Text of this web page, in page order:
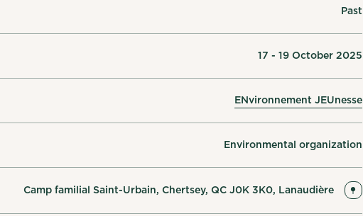
Past
17 - 19 October 2025
ENvironnement JEUnesse
Environmental organization
Camp familial Saint-Urbain, Chertsey, QC J0K 3K0, Lanaudière